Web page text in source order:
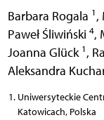
Barbara Rogala 1 ,
Paweł Śliwiński 4,
Joanna Glück 1 ,
Aleksandra
Uniwersyteckie
Katowicach, Polska